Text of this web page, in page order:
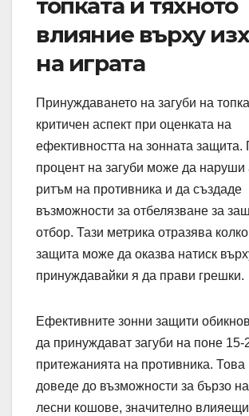
топката и тяхното
влияние върху
на играта
Принуждаването на загуби на
критичен аспект при оценката на
ефективността на зонната защита.
процент на загуби може да наруши
ритъм на противника и да създаде
възможности за отбелязване за
отбор. Тази метрика отразява
защита може да оказва натиск
принуждавайки я да прави грешки.
Ефективните зонни защити
да принуждават загуби на поне 15-
притежанията на противника.
доведе до възможности за бързо
лесни кошове, значително